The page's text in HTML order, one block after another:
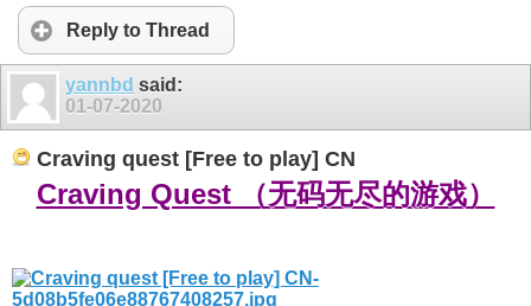
Reply to Thread
yannbd said:
01-07-2020
Craving quest [Free to play] CN
Craving Quest （无码无尽的游戏）